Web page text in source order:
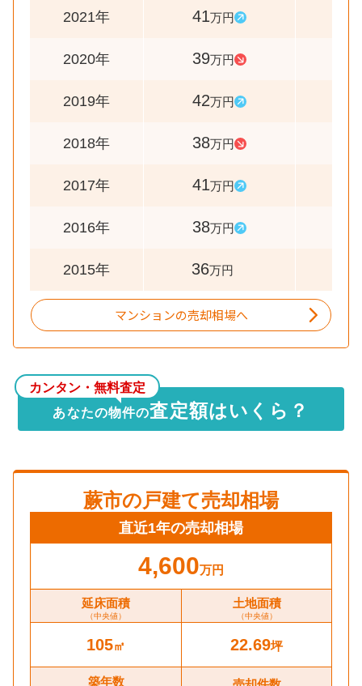
2021年 41万円
2020年 39万円
2019年 42万円
2018年 38万円
2017年 41万円
2016年 38万円
2015年 36万円
マンションの売却相場へ
カンタン・無料査定
あなたの物件の査定額はいくら？
蕨市の戸建て売却相場
直近1年の売却相場
4,600万円
延床面積
（中央値）
土地面積
（中央値）
105㎡ 22.69坪
築年数